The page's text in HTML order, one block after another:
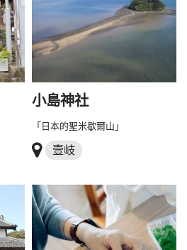
小島神社
「日本的聖米歇爾山」
壹岐